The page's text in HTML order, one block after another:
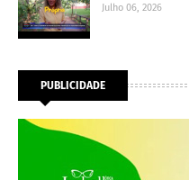
Julho 06, 2026
PUBLICIDADE